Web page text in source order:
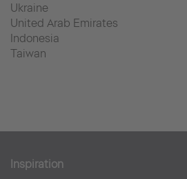
Ukraine
United Arab Emirates
Indonesia
Taiwan
Inspiration